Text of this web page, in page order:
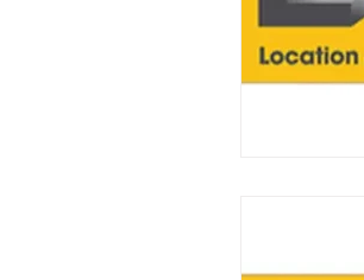
Entretien